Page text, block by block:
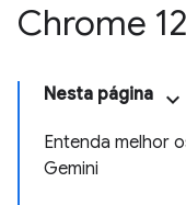
Chrome
Nesta página
Entenda melhor
Gemini